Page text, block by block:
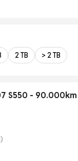
2 TB > 2 TB
S550 - 90.000km